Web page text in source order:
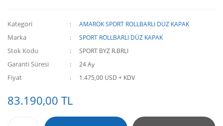
Kategori AMAROK SPORT ROLLBARLI DÜZ KAPAK
Marka SPORT ROLLBARLI DÜZ KAPAK
Stok Kodu SPORT BYZ R.BRLI
Garanti Süresi 24 Ay
Fiyat 1.475,00 USD + KDV
83.190,00 TL